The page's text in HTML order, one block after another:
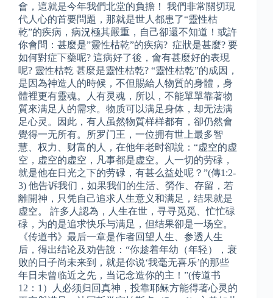
會，這就是今年我們北堂的負擔！ 我們非常關切現
代人心的首要問題，那就是世人都患了“靈性枯
乾”的疾病，病況極其嚴重，自己卻還不知道！或許
你會問：甚麼是”靈性枯乾”的疾病? 症狀是甚麼? 要
如何對症下藥呢? 這病好了後，會有甚麼好的表現
呢? 靈性枯乾 甚麼是靈性枯乾? “靈性枯乾”的成因，
是因為神造人的時候，不但賜給人物質的身體，身
體裡更有靈魂。人有灵魂，所以，不能單單靠著物
質來满足人的需求。物质可以满足身体，却无法满
足心灵。因此，有人虽然物質样样都有，卻仍然會
覺得一无所有。所罗门王，一位拥有世上最多智
慧、权力、财富的人，在他年老时卻說：“虚空的虚
空，虚空的虚空，凡事都是虚空。人一切的劳碌，
就是他在日光之下的劳碌，有甚么益处呢？”(傳1:2-
3) 他告诉我们，如果我们的生活、勞作、存留，若
離開神，只凭自己追求人生意义和满足，结果就是
虚空。 許多人認為，人生在世，寻寻觅觅、忙忙碌
碌，为的是追求快乐与满足，但结果卻是一场空。
《传道书》最后一章是作者回望人生、参透人生
后，得出结论及劝告說：“你趁着年幼（年轻），衰
败的日子尚未来到，就是你说‘我毫无喜乐’的那些
年日未曾临近之先，当记念造你的主！”(传道书
12：1）人必须归回真神，投靠耶稣方能得著心灵的